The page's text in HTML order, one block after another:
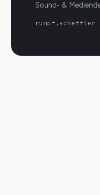
Sound- &
rumpf.scheffler